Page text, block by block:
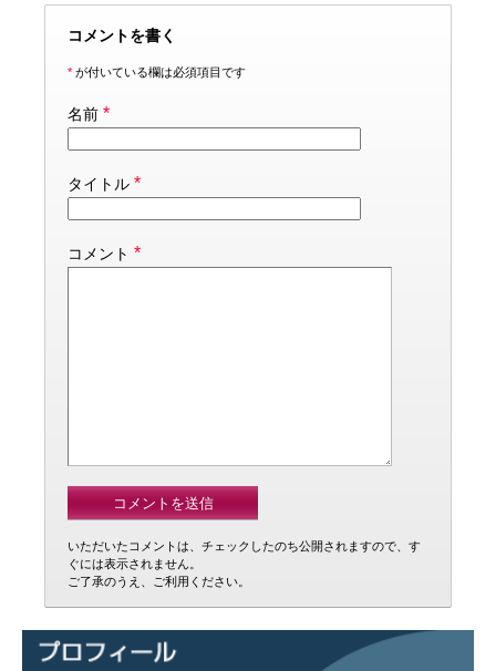
コメントを書く
* が付いている欄は必須項目です
名前 *
タイトル *
コメント *
いただいたコメントは、チェックしたのち公開されますので、す
ぐには表示されません。
ご了承のうえ、ご利用ください。